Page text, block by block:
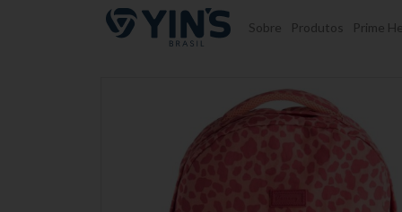
Pular para o conteúdo Sobre Produtos Prime